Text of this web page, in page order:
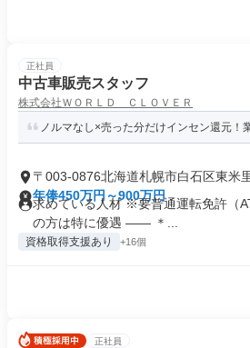
正社員
中古車販売スタッフ
株式会社ＷＯＲＬＤ ＣＬＯＶＥＲ
ノルマなし×売った分だけインセン還元！
〒003-0876北海道札幌市白石区東米
年俸450万円～900万円
求めている人材 ※要普通運転免許（
の方は特に優遇 ―― ＊...
資格取得支援あり +16個
正社員